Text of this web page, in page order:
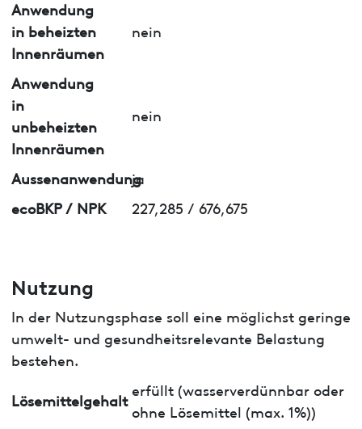
Anwendung
in beheizten
Innenräumen
nein
Anwendung
in
unbeheizten
Innenräumen
nein
Aussenanwendung
ja
ecoBKP / NPK
227,285 / 676,675
Nutzung
In der Nutzungsphase soll eine möglichst geringe
umwelt- und gesundheitsrelevante Belastung
bestehen.
Lösemittelgehalt
erfüllt (wasserverdünnbar oder
ohne Lösemittel (max. 1%))